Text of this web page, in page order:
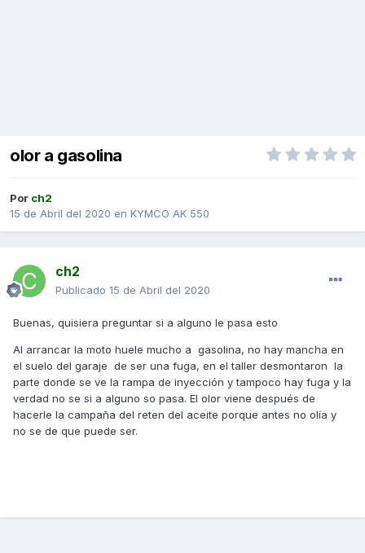
olor a gasolina
Por ch2
15 de Abril del 2020 en KYMCO AK 550
ch2
Publicado 15 de Abril del 2020
Buenas, quisiera preguntar si a alguno le pasa esto
Al arrancar la moto huele mucho a gasolina, no hay mancha en
el suelo del garaje de ser una fuga, en el taller desmontaron la
parte donde se ve la rampa de inyección y tampoco hay fuga y la
verdad no se si a alguno so pasa. El olor viene después de
hacerle la campaña del reten del aceite porque antes no olía y
no se de que puede ser.